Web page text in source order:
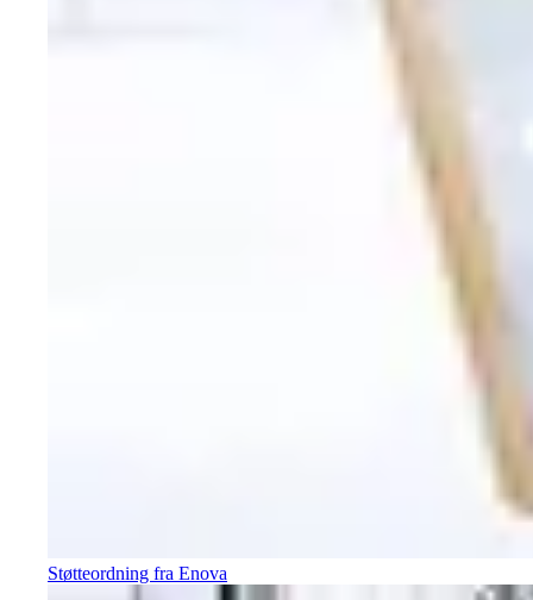
Støtteordning fra Enova